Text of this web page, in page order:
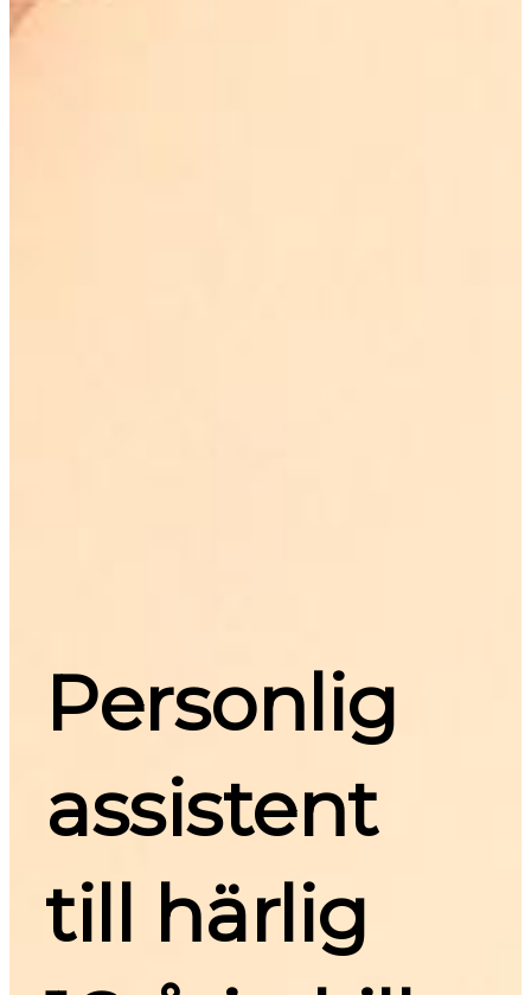
Personlig
assistent
till härlig